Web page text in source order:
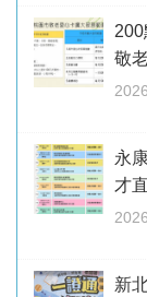
敬
永
才
新